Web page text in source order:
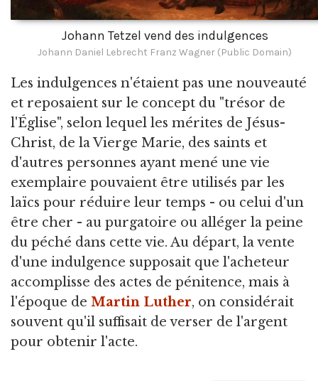
Johann Tetzel vend des indulgences
Johann Daniel Lebrecht Franz Wagner (Public Domain)
Les indulgences n'étaient pas une nouveauté
et reposaient sur le concept du "trésor de
l'Église", selon lequel les mérites de Jésus-
Christ, de la Vierge Marie, des saints et
d'autres personnes ayant mené une vie
exemplaire pouvaient être utilisés par les
laïcs pour réduire leur temps - ou celui d'un
être cher - au purgatoire ou alléger la peine
du péché dans cette vie. Au départ, la vente
d'une indulgence supposait que l'acheteur
accomplisse des actes de pénitence, mais à
l'époque de Martin Luther, on considérait
souvent qu'il suffisait de verser de l'argent
pour obtenir l'acte.